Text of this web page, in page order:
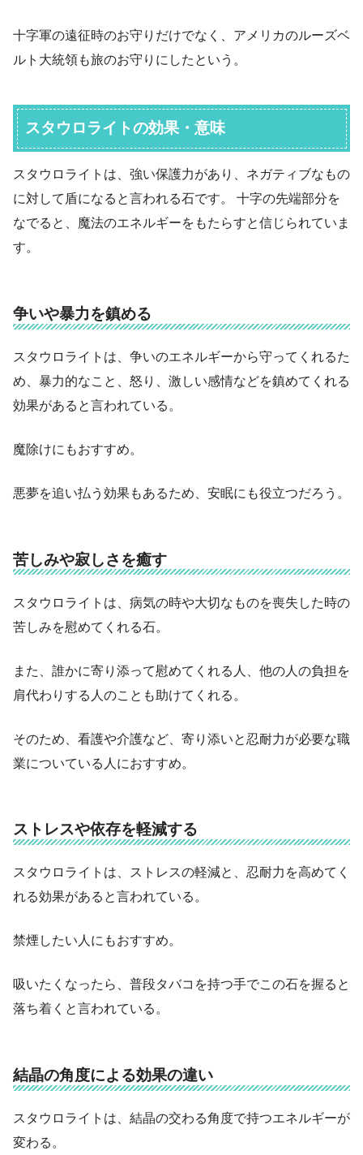
十字軍の遠征時のお守りだけでなく、アメリカのルーズベ
ルト大統領も旅のお守りにしたという。
スタウロライトの効果・意味
スタウロライトは、強い保護力があり、ネガティブなもの
に対して盾になると言われる石です。 十字の先端部分を
なでると、魔法のエネルギーをもたらすと信じられていま
す。
争いや暴力を鎮める
スタウロライトは、争いのエネルギーから守ってくれるた
め、暴力的なこと、怒り、激しい感情などを鎮めてくれる
効果があると言われている。
魔除けにもおすすめ。
悪夢を追い払う効果もあるため、安眠にも役立つだろう。
苦しみや寂しさを癒す
スタウロライトは、病気の時や大切なものを喪失した時の
苦しみを慰めてくれる石。
また、誰かに寄り添って慰めてくれる人、他の人の負担を
肩代わりする人のことも助けてくれる。
そのため、看護や介護など、寄り添いと忍耐力が必要な職
業についている人におすすめ。
ストレスや依存を軽減する
スタウロライトは、ストレスの軽減と、忍耐力を高めてく
れる効果があると言われている。
禁煙したい人にもおすすめ。
吸いたくなったら、普段タバコを持つ手でこの石を握ると
落ち着くと言われている。
結晶の角度による効果の違い
スタウロライトは、結晶の交わる角度で持つエネルギーが
変わる。